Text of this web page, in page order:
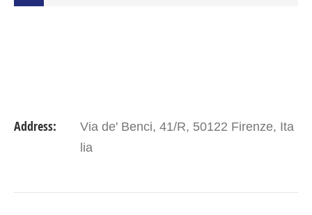
Address:
Via de' Benci, 41/R, 50122 Firenze, Ita
lia